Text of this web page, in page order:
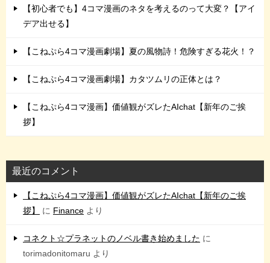
【初心者でも】4コマ漫画のネタを考えるのって大変？【アイ
デア出せる】
【こねぷら4コマ漫画劇場】夏の風物詩！危険すぎる花火！？
【こねぷら4コマ漫画劇場】カタツムリの正体とは？
【こねぷら4コマ漫画】価値観がズレたAIchat【新年のご挨
拶】
最近のコメント
【こねぷら4コマ漫画】価値観がズレたAIchat【新年のご挨
拶】
に Finance より
コネクト☆プラネットのノベル書き始めました に
torimadonitomaru より